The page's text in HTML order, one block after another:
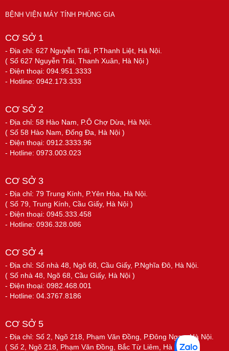
BỆNH VIỆN MÁY TÍNH PHÙNG GIA
CƠ SỞ 1
- Địa chỉ: 627 Nguyễn Trãi, P.Thanh Liệt, Hà Nội.
( Số 627 Nguyễn Trãi, Thanh Xuân, Hà Nội )
- Điện thoại: 094.951.3333
- Hotline: 0942.173.333
CƠ SỞ 2
- Địa chỉ: 58 Hào Nam, P.Ô Chợ Dừa, Hà Nội.
( Số 58 Hào Nam, Đống Đa, Hà Nội )
- Điện thoại: 0912.3333.96
- Hotline: 0973.003.023
CƠ SỞ 3
- Địa chỉ: 79 Trung Kính, P.Yên Hòa, Hà Nội.
( Số 79, Trung Kính, Cầu Giấy, Hà Nội )
- Điện thoại: 0945.333.458
- Hotline: 0936.328.086
CƠ SỞ 4
- Địa chỉ: Số nhà 48, Ngõ 68, Cầu Giấy, P.Nghĩa Đô, Hà Nội.
( Số nhà 48, Ngõ 68, Cầu Giấy, Hà Nội )
- Điện thoại: 0982.468.001
- Hotline: 04.3767.8186
CƠ SỞ 5
- Địa chỉ: Số 2, Ngõ 218, Phạm Văn Đồng, P.Đông Ngạc, Hà Nội.
( Số 2, Ngõ 218, Phạm Văn Đồng, Bắc Từ Liêm, Hà Nội )